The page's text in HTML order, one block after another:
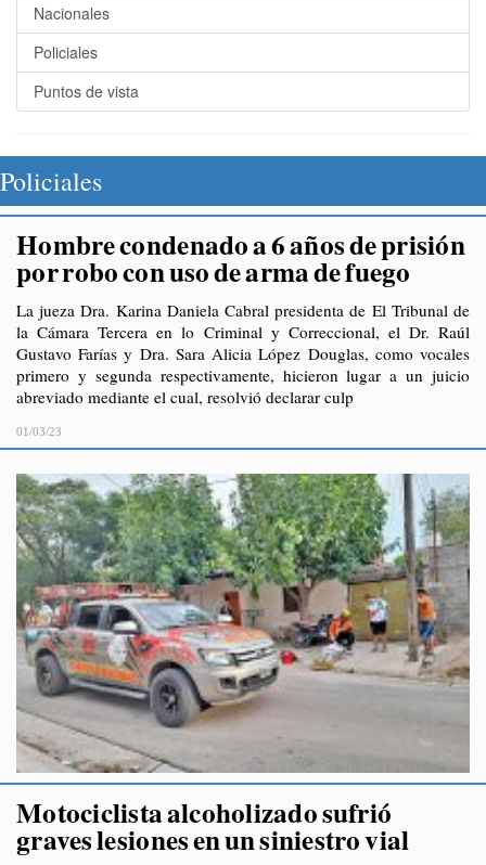
Nacionales
Policiales
Puntos de vista
Policiales
Hombre condenado a 6 años de prisión
por robo con uso de arma de fuego
La jueza Dra. Karina Daniela Cabral presidenta de El Tribunal de
la Cámara Tercera en lo Criminal y Correccional, el Dr. Raúl
Gustavo Farías y Dra. Sara Alicia López Douglas, como vocales
primero y segunda respectivamente, hicieron lugar a un juicio
abreviado mediante el cual, resolvió declarar culp
01/03/23
Motociclista alcoholizado sufrió
graves lesiones en un siniestro vial